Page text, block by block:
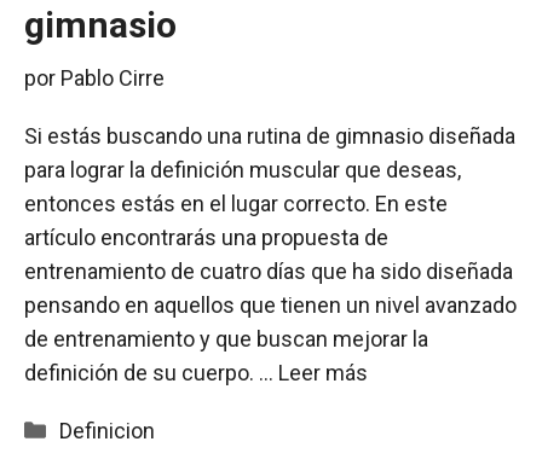
gimnasio
por Pablo Cirre
Si estás buscando una rutina de gimnasio diseñada
para lograr la definición muscular que deseas,
entonces estás en el lugar correcto. En este
artículo encontrarás una propuesta de
entrenamiento de cuatro días que ha sido diseñada
pensando en aquellos que tienen un nivel avanzado
de entrenamiento y que buscan mejorar la
definición de su cuerpo. … Leer más
Categorías
Definicion